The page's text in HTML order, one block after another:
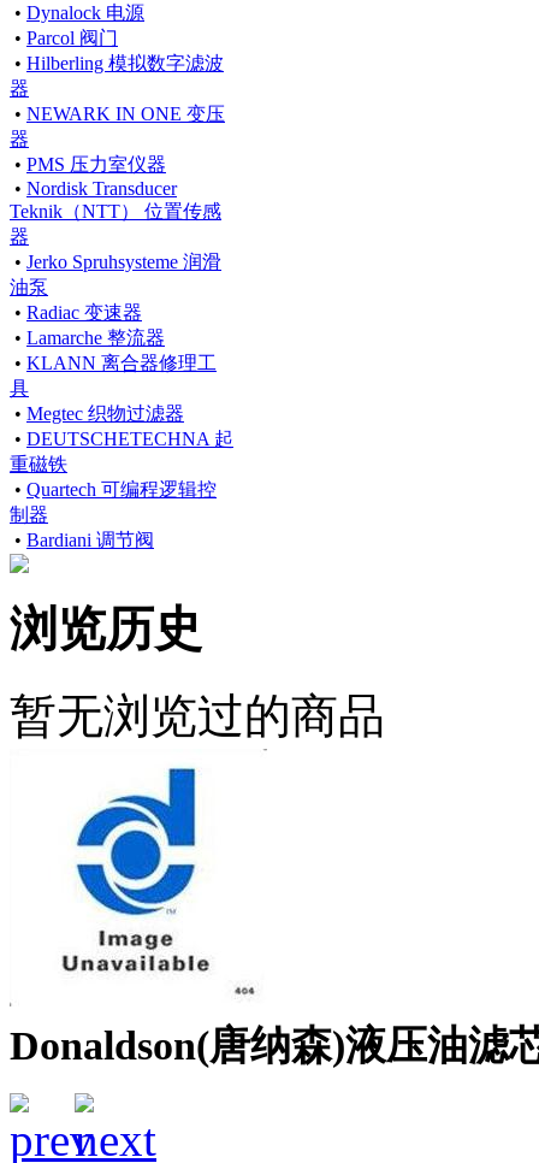
• Dynalock 电源
• Parcol 阀门
• Hilberling 模拟数字滤波
器
• NEWARK IN ONE 变压
器
• PMS 压力室仪器
• Nordisk Transducer
Teknik（NTT） 位置传感
器
• Jerko Spruhsysteme 润滑
油泵
• Radiac 变速器
• Lamarche 整流器
• KLANN 离合器修理工
具
• Megtec 织物过滤器
• DEUTSCHETECHNA 起
重磁铁
• Quartech 可编程逻辑控
制器
• Bardiani 调节阀
浏览历史
暂无浏览过的商品
Donaldson(唐纳森)液压油滤